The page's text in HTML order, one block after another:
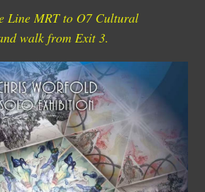
Line MRT to O7 Cultural
walk from Exit 3.